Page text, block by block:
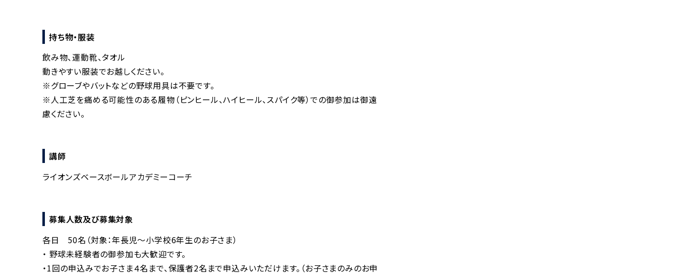
持ち物・服装
飲み物、運動靴、タオル
動きやすい服装でお越しください。
※グローブやバットなどの野球用具は不要です。
※人工芝を痛める可能性のある履物（ピンヒール、ハイヒール、スパイク等）での御参加は御遠
慮ください。
講師
ライオンズベースボールアカデミーコーチ
募集人数及び募集対象
各日 50名（対象：年長児～小学校6年生のお子さま）
・ 野球未経験者の御参加も大歓迎です。
・1回の申込みでお子さま４名まで、保護者2名まで申込みいただけます。（お子さまのみのお申